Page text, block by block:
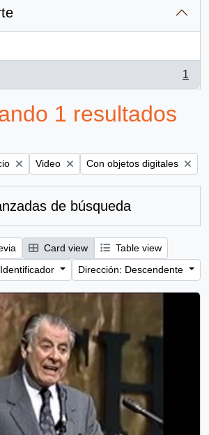
1
1 resultados
Remove filter:
Video Remove filter:
Con objetos digitales
de búsqueda
Card view
Table view
Dirección: Descendente